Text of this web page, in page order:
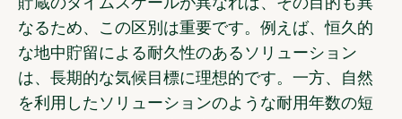
なるため、この区別は重要です。例えば、恒久的
な地中貯留による耐久性のあるソリューション
は、長期的な気候目標に理想的です。一方、自然
を利用したソリューションのような耐用年数の短